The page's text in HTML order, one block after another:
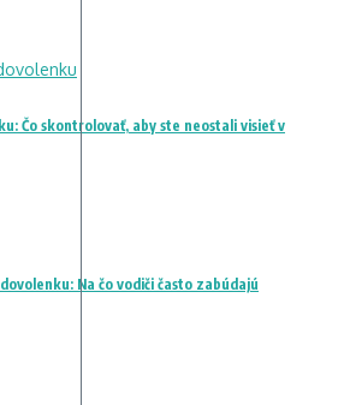
Čo skontrolovať, aby ste neostali visieť v
Na čo vodiči často zabúdajú